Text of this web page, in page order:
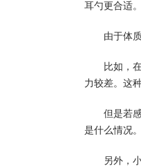
耳勺更合适
由于体
比如，
力较差。这
但是若
是什么情况
另外，